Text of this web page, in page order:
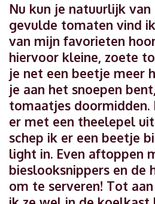
Nu kun je natuurlijk
gevulde tomaten vind
van mijn favorieten
hiervoor kleine, zoete
je net een beetje meer
je aan het snoepen
tomaatjes doormidden.
er met een theelepel
schep ik er een beetje
light in. Even aftoppen
bieslooksnippers en de
om te serveren! Tot